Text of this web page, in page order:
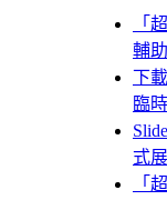
「
輔
下
臨
式
「